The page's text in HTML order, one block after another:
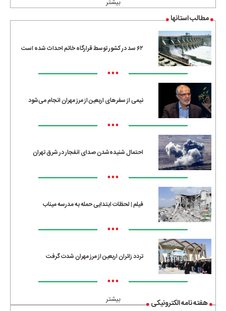
بیشتر
مطالب استانها
۶۲ سد در کشور توسط قرارگاه خاتم احداث شده است
•••
نیمی از سفرهای اربعین از مرز مهران انجام می‌شود
•••
احتمال شنیده‌شدن صدای انفجار در شرق تهران
•••
فیلم | لحظات ابتدایی حمله به مدرسه میناب
•••
تردد زائران اربعین از مرز مهران شدت گرفت
•••
بیشتر هفته نامه الکترونیکی